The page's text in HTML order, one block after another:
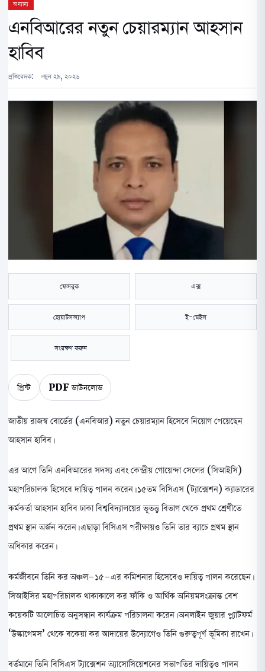
অন্যান্য
এনবিআরের নতুন চেয়ারম্যান আহসান
হাবিব
প্রতিবেদক: জুন ২৯, ২০২৬
ফেসবুক এক্স
হোয়াটসঅ্যাপ ই-মেইল
সংরক্ষণ করুন
প্রিন্ট PDF ডাউনলোড
জাতীয় রাজস্ব বোর্ডের (এনবিআর) নতুন চেয়ারম্যান হিসেবে নিয়োগ পেয়েছেন
আহসান হাবিব।
এর আগে তিনি এনবিআরের সদস্য এবং কেন্দ্রীয় গোয়েন্দা সেলের (সিআইসি)
মহাপরিচালক হিসেবে দায়িত্ব পালন করেন। ১৫তম বিসিএস (ট্যাক্সেশন) ক্যাডারের
কর্মকর্তা আহসান হাবিব ঢাকা বিশ্ববিদ্যালয়ের ভূতত্ত্ব বিভাগ থেকে প্রথম শ্রেণীতে
প্রথম স্থান অর্জন করেন। এছাড়া বিসিএস পরীক্ষায়ও তিনি তার ব্যাচে প্রথম স্থান
অধিকার করেন।
কর্মজীবনে তিনি কর অঞ্চল-১৫-এর কমিশনার হিসেবেও দায়িত্ব পালন করেছেন।
সিআইসির মহাপরিচালক থাকাকালে কর ফাঁকি ও আর্থিক অনিয়মসংক্রান্ত বেশ
কয়েকটি আলোচিত অনুসন্ধান কার্যক্রম পরিচালনা করেন। অনলাইন জুয়ার প্ল্যাটফর্ম
‘উল্কাগেমস’ থেকে বকেয়া কর আদায়ের উদ্যোগেও তিনি গুরুত্বপূর্ণ ভূমিকা রাখেন।
বর্তমানে তিনি বিসিএস ট্যাক্সেশন অ্যাসোসিয়েশনের সভাপতির দায়িত্বও পালন